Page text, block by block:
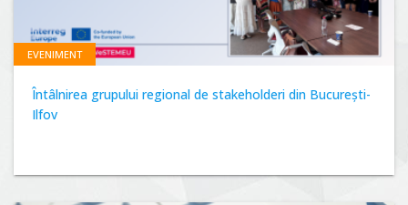
EVENIMENT
Întâlnirea grupului regional de stakeholderi din București-
Ilfov